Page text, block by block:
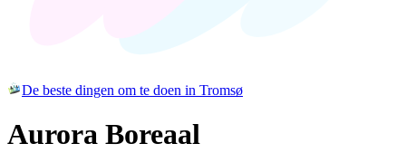
De beste dingen om te doen in Tromsø
Aurora Boreaal